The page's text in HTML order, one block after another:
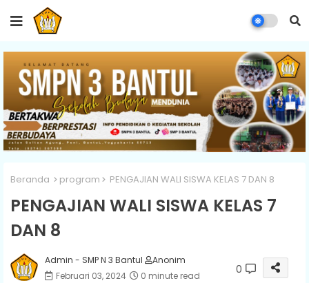
Beranda program PENGAJIAN WALI SISWA KELAS 7 DAN 8
PENGAJIAN WALI SISWA KELAS 7
DAN 8
Admin - SMP N 3 Bantul
Anonim
Februari 03, 2024
0 minute read 0